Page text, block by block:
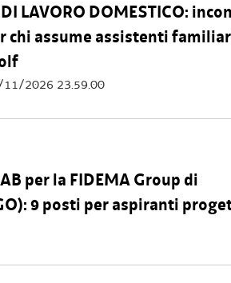
LAVORO DOMESTICO:
chi assume assistenti
2026 23.59.00
per la FIDEMA Group di
9 posti per aspiranti